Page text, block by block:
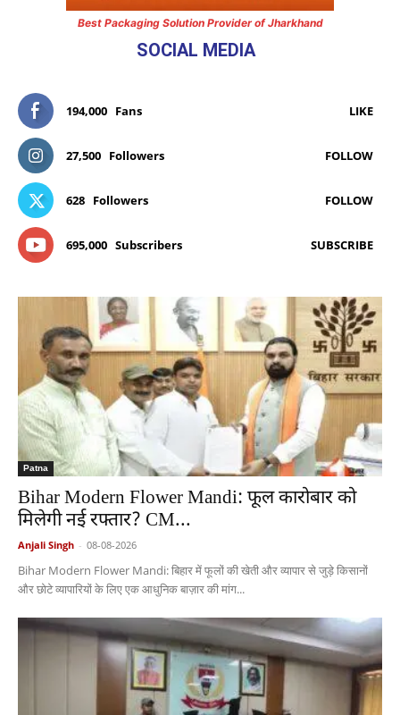
Best Packaging Solution Provider of Jharkhand
SOCIAL MEDIA
194,000 Fans LIKE
27,500 Followers FOLLOW
628 Followers FOLLOW
695,000 Subscribers SUBSCRIBE
Patna
Bihar Modern Flower Mandi: फूल कारोबार को
मिलेगी नई रफ्तार? CM...
Anjali Singh - 08-08-2026
Bihar Modern Flower Mandi: बिहार में फूलों की खेती और व्यापार से जुड़े किसानों
और छोटे व्यापारियों के लिए एक आधुनिक बाज़ार की मांग...